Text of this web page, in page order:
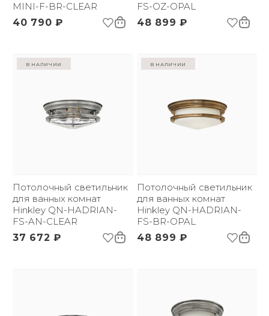
MINI-F-BR-CLEAR
40 790 ₽
FS-OZ-OPAL
48 899 ₽
в наличии
Потолочный светильник
для ванных комнат
Hinkley QN-HADRIAN-
FS-AN-CLEAR
37 672 ₽
в наличии
Потолочный светильник
для ванных комнат
Hinkley QN-HADRIAN-
FS-BR-OPAL
48 899 ₽